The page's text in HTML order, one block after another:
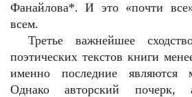
Фанайлова*. И это «почти
всем.
Третье важнейшее
поэтических текстов книги
именно последние являются
Однако авторский почерк,